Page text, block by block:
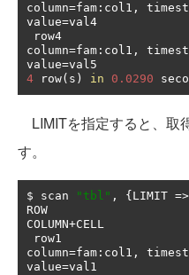
column=fam : col1 ,
value=val4
column=fam : col1 ,
value=
4 row( s ) in 0.0290
LIMITを指定すると、取
す。
$ scan "tbl" , { LIMIT =>
ROW
COLUMN+CELL
column=fam : col1 ,
value=val1